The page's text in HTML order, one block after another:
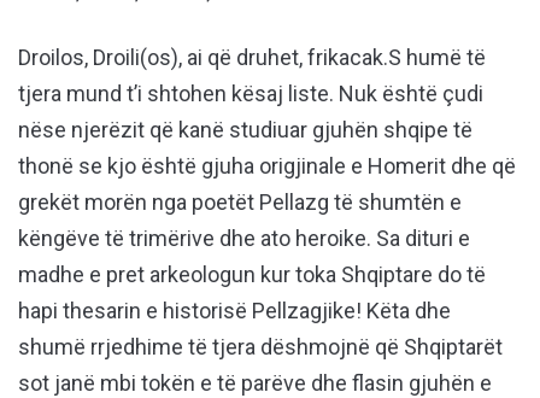
Droilos, Droili(os), ai që druhet, frikacak.S humë të
tjera mund t’i shtohen kësaj liste. Nuk është çudi
nëse njerëzit që kanë studiuar gjuhën shqipe të
thonë se kjo është gjuha origjinale e Homerit dhe që
grekët morën nga poetët Pellazg të shumtën e
këngëve të trimërive dhe ato heroike. Sa dituri e
madhe e pret arkeologun kur toka Shqiptare do të
hapi thesarin e historisë Pellzagjike! Këta dhe
shumë rrjedhime të tjera dëshmojnë që Shqiptarët
sot janë mbi tokën e të parëve dhe flasin gjuhën e